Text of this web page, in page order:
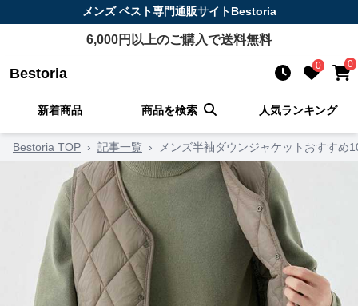
メンズ ベスト専門通販サイトBestoria
6,000円以上のご購入で送料無料
Bestoria 0 0
新着商品 商品を検索 人気ランキング
Bestoria TOP › 記事一覧 › メンズ半袖ダウンジャケットおすすめ